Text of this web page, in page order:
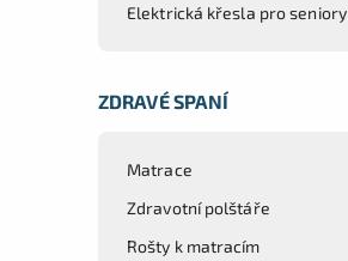
Elektrická křesla pro seniory
ZDRAVÉ SPANÍ
Matrace
Zdravotní polštáře
Rošty k matracím